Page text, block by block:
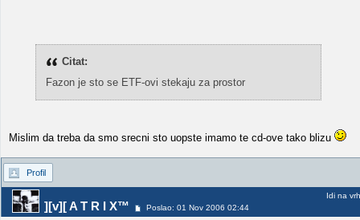
Citat:
Fazon je sto se ETF-ovi stekaju za prostor
Mislim da treba da smo srecni sto uopste imamo te cd-ove tako blizu
Profil
][v][ A T R I X™ Poslao: 01 Nov 2006 02:44
Idi na vrh